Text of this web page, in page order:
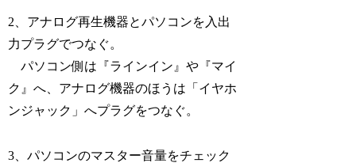
2、アナログ再生機器とパソコンを入出
力プラグでつなぐ。
パソコン側は『ラインイン』や『マイ
ク』へ、アナログ機器のほうは「イヤホ
ンジャック」へプラグをつなぐ。
3、パソコンのマスター音量をチェック